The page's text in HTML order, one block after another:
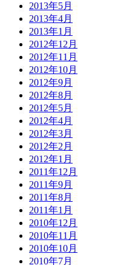
2013年5月
2013年4月
2013年1月
2012年12月
2012年11月
2012年10月
2012年9月
2012年8月
2012年5月
2012年4月
2012年3月
2012年2月
2012年1月
2011年12月
2011年9月
2011年8月
2011年1月
2010年12月
2010年11月
2010年10月
2010年7月